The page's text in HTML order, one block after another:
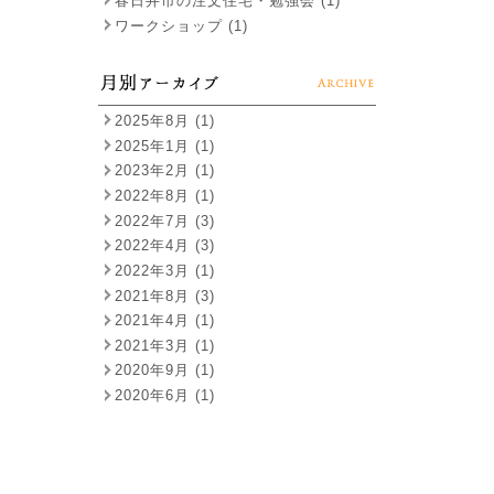
ワークショップ (1)
2025年8月 (1)
2025年1月 (1)
2023年2月 (1)
2022年8月 (1)
2022年7月 (3)
2022年4月 (3)
2022年3月 (1)
2021年8月 (3)
2021年4月 (1)
2021年3月 (1)
2020年9月 (1)
2020年6月 (1)